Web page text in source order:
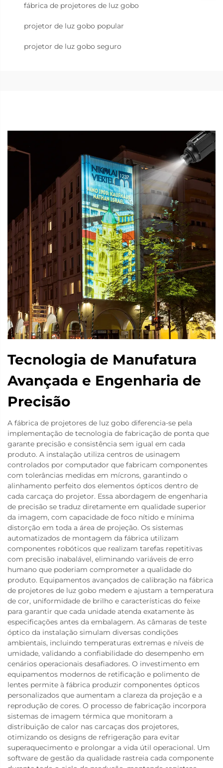
fábrica de projetores de luz gobo
projetor de luz gobo popular
projetor de luz gobo seguro
Tecnologia de Manufatura
Avançada e Engenharia de
Precisão
A fábrica de projetores de luz gobo diferencia-se pela
implementação de tecnologia de fabricação de ponta que
garante precisão e consistência sem igual em cada
produto. A instalação utiliza centros de usinagem
controlados por computador que fabricam componentes
com tolerâncias medidas em mícrons, garantindo o
alinhamento perfeito dos elementos ópticos dentro de
cada carcaça do projetor. Essa abordagem de engenharia
de precisão se traduz diretamente em qualidade superior
da imagem, com capacidade de foco nítido e mínima
distorção em toda a área de projeção. Os sistemas
automatizados de montagem da fábrica utilizam
componentes robóticos que realizam tarefas repetitivas
com precisão inabalável, eliminando variáveis de erro
humano que poderiam comprometer a qualidade do
produto. Equipamentos avançados de calibração na fábrica
de projetores de luz gobo medem e ajustam a temperatura
de cor, uniformidade de brilho e características do feixe
para garantir que cada unidade atenda exatamente às
especificações antes da embalagem. As câmaras de teste
óptico da instalação simulam diversas condições
ambientais, incluindo temperaturas extremas e níveis de
umidade, validando a confiabilidade do desempenho em
cenários operacionais desafiadores. O investimento em
equipamentos modernos de retificação e polimento de
lentes permite à fábrica produzir componentes ópticos
personalizados que aumentam a clareza da projeção e a
reprodução de cores. O processo de fabricação incorpora
sistemas de imagem térmica que monitoram a
distribuição de calor nas carcaças dos projetores,
otimizando os designs de refrigeração para evitar
superaquecimento e prolongar a vida útil operacional. Um
software de gestão da qualidade rastreia cada componente